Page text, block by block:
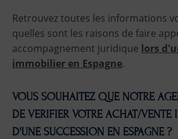
Retrouvez toutes les informations
quelles sont les raisons de faire
accompagnement juridique lors
immobilier en Espagne.
VOUS SOUHAITEZ QUE NOTRE
DE VERIFIER VOTRE ACHAT/
D'UNE SUCCESSION EN ESPAGNE ?